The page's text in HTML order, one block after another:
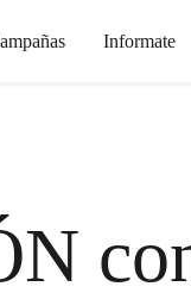
Informate